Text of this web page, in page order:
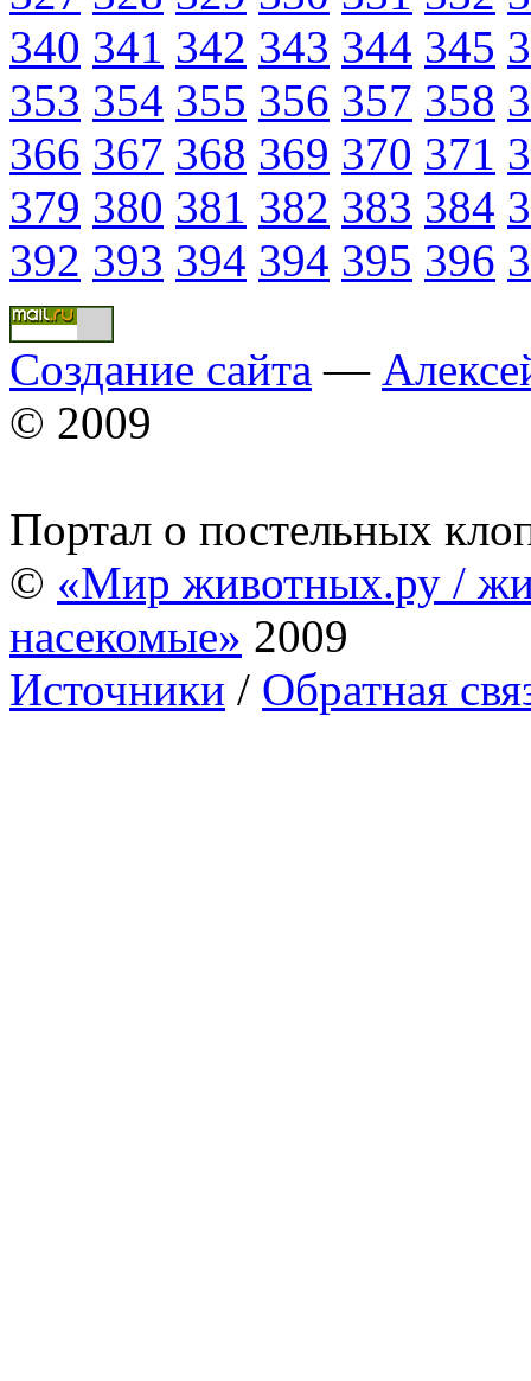
340 341 342 343 344 345
353 354 355 356 357 358
366 367 368 369 370 371
379 380 381 382 383 384
392 393 394 394 395 396
Создание сайта —
© 2009
Портал о постельных
© «Мир животных.ру /
насекомые» 2009
Источники / Обратная